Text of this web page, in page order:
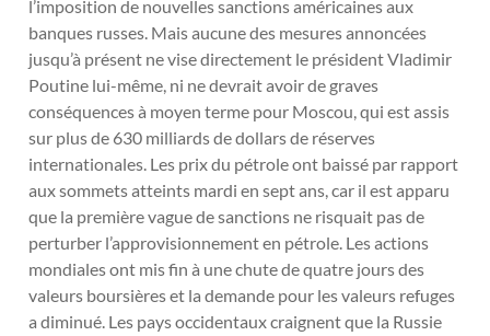
l’imposition de nouvelles sanctions américaines aux
banques russes. Mais aucune des mesures annoncées
jusqu’à présent ne vise directement le président Vladimir
Poutine lui-même, ni ne devrait avoir de graves
conséquences à moyen terme pour Moscou, qui est assis
sur plus de 630 milliards de dollars de réserves
internationales. Les prix du pétrole ont baissé par rapport
aux sommets atteints mardi en sept ans, car il est apparu
que la première vague de sanctions ne risquait pas de
perturber l’approvisionnement en pétrole. Les actions
mondiales ont mis fin à une chute de quatre jours des
valeurs boursières et la demande pour les valeurs refuges
a diminué. Les pays occidentaux craignent que la Russie